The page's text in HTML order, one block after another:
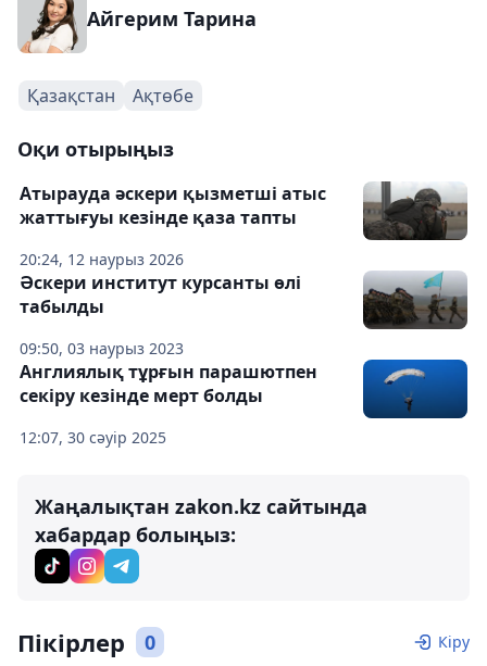
Айгерим Тарина
Қазақстан Ақтөбе
Оқи отырыңыз
20:24, 12 наурыз 2026
Атырауда әскери қызметші атыс
жаттығуы кезінде қаза тапты
09:50, 03 наурыз 2023
Әскери институт курсанты өлі
табылды
12:07, 30 сәуір 2025
Англиялық тұрғын парашютпен
секіру кезінде мерт болды
Жаңалықтан zakon.kz сайтында
хабардар болыңыз:
Пікірлер 0 Кіру